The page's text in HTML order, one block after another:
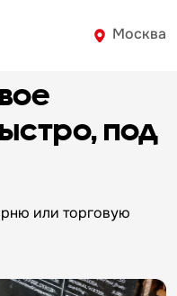
Москва
под
или торговую